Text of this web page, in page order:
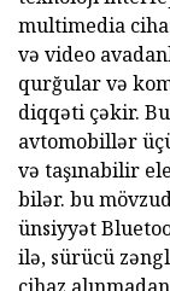
multimedia
və video
qurğular və
diqqəti çəkir.
avtomobillər
və taşınabilir
bilər. bu
ünsiyyət
ilə, sürücü